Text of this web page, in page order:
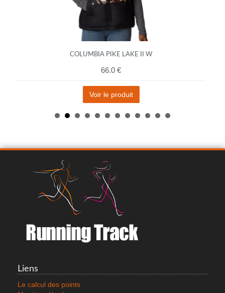
COLUMBIA PIKE LAKE II W
66.0 €
Voir le produit
SALOMON CROSS RUN
Liens
Le calcul des points